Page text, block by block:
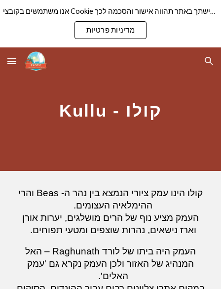
Skip to main content Skip to navigation
אנו משתמשים בקובצי Cookie כדי להבטיח שנספק לך את חוויית הגלישה הטובה ביותר באתר שלנו. המשך גלישתך באתר תהווה אישור והסכמה לכך
מדיניות פרטיות
קולו - Kullu
קולו הינו עמק ציורי הנמצא בין נהר ה- Beas והרי
ההימלאיה העצומים.
העמק מציע נוף של הרים מושלגים, יערות אורן
וארז נישאים, נהרות שוצפים ומטעי תפוחים.
העמק היה ביתו של לורד Raghunath – האל
המנהיג של האזור ולכן העמק נקרא גם 'עמק
האלים'.